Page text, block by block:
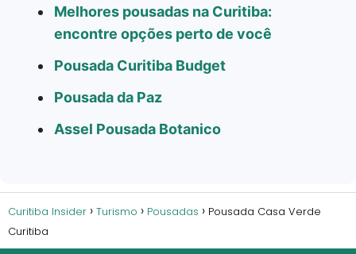
Melhores pousadas na Curitiba:
encontre opções perto de você
Pousada Curitiba Budget
Pousada da Paz
Assel Pousada Botanico
Curitiba Insider Turismo Pousadas
Pousada Casa Verde
Curitiba